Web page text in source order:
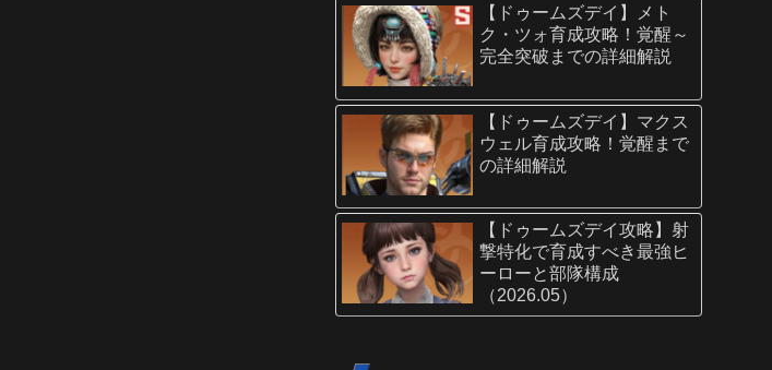
【ドゥームズデイ】メト
ク・ツォ育成攻略！覚醒～
完全突破までの詳細解説
【ドゥームズデイ】マクス
ウェル育成攻略！覚醒まで
の詳細解説
【ドゥームズデイ攻略】射
撃特化で育成すべき最強ヒ
ーローと部隊構成
（2026.05）